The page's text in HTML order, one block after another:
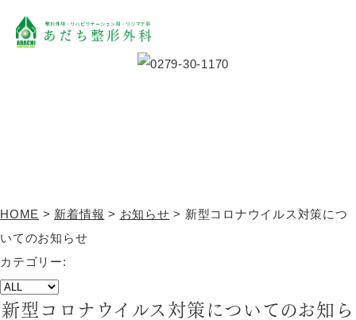
HOME > 新着情報 > お知らせ > 新型コロナウイルス対策につ
いてのお知らせ
カテゴリー:
新型コロナウイルス対策についてのお知ら